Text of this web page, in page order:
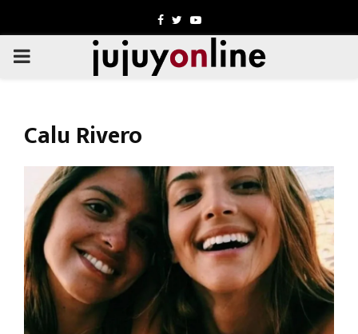
Facebook
TwitterYoutube
PRIMARY
Calu Rivero